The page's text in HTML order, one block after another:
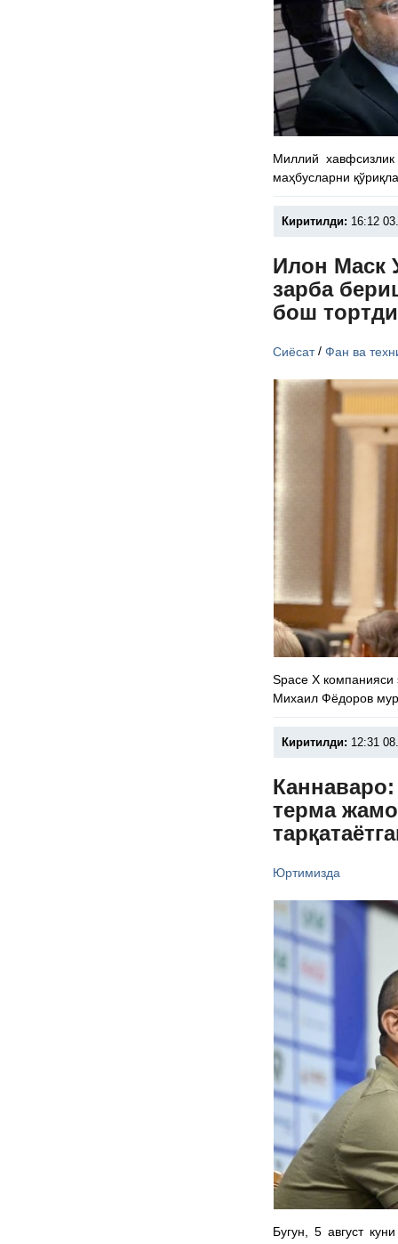
Миллий хавфсизлик
маҳбусларни
Киритилди: 16:12
Илон Маск
зарба
бош тортди
Сиёсат/Фан ва
Space X компанияси
Михаил Фёдоров
Киритилди: 12:31
терма
Юртимизда
Бугун, 5 август